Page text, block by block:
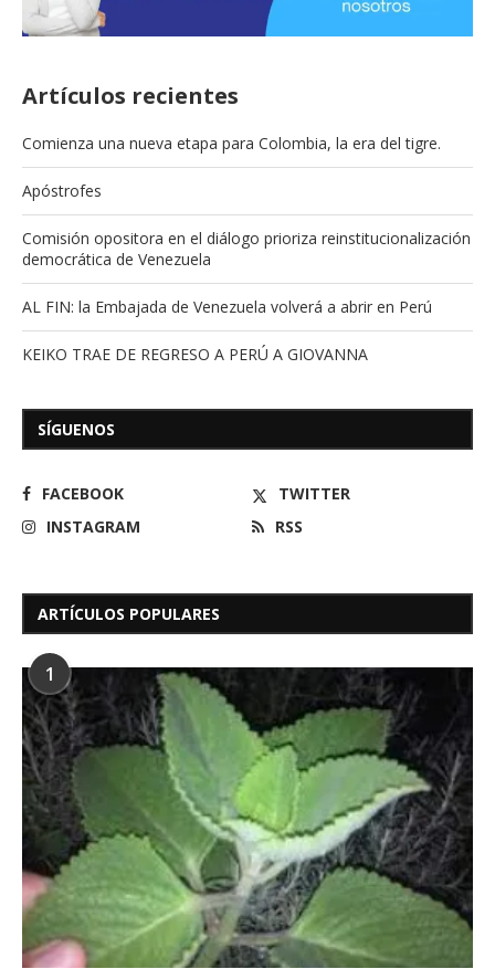
Artículos recientes
Comienza una nueva etapa para Colombia, la era del tigre.
Apóstrofes
Comisión opositora en el diálogo prioriza reinstitucionalización
democrática de Venezuela
AL FIN: la Embajada de Venezuela volverá a abrir en Perú
KEIKO TRAE DE REGRESO A PERÚ A GIOVANNA
SÍGUENOS
FACEBOOK
TWITTER
INSTAGRAM
RSS
ARTÍCULOS POPULARES
1